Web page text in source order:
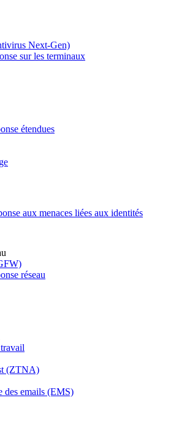
Next-Gen)
sur les terminaux
étendues
aux menaces liées aux identités
réseau
(ZTNA)
des emails (EMS)